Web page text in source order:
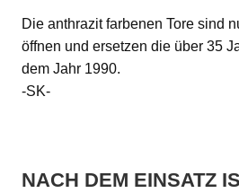
Die anthrazit farbenen Tore sind
öffnen und ersetzen die über 35
dem Jahr 1990.
-SK-
NACH DEM EINSATZ